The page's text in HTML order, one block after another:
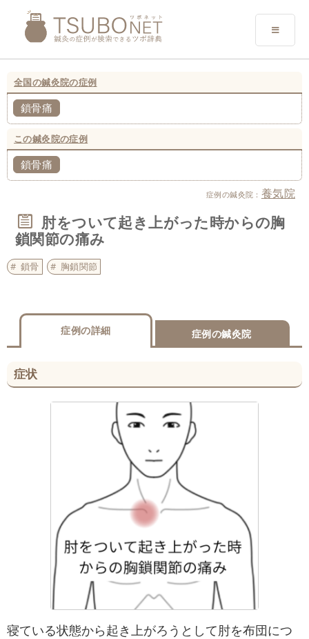
全国の鍼灸院の症例
鎖骨痛
この鍼灸院の症例
鎖骨痛
症例の鍼灸院： 養気院
肘をついて起き上がった時からの胸
鎖関節の痛み
鎖骨 胸鎖関節
症例の詳細 症例の鍼灸院
症状
寝ている状態から起き上がろうとして肘を布団につ